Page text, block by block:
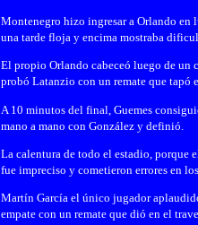
Montenegro hizo ingresar a Orlando en
una tarde floja y encima mostraba
El propio Orlando cabeceó luego de un
probó Latanzio con un remate que tapó
A 10 minutos del final, Guemes
mano a mano con González y definió.
La calentura de todo el estadio, porque
fue impreciso y cometieron errores en los
Martín García el único jugador
empate con un remate que dió en el